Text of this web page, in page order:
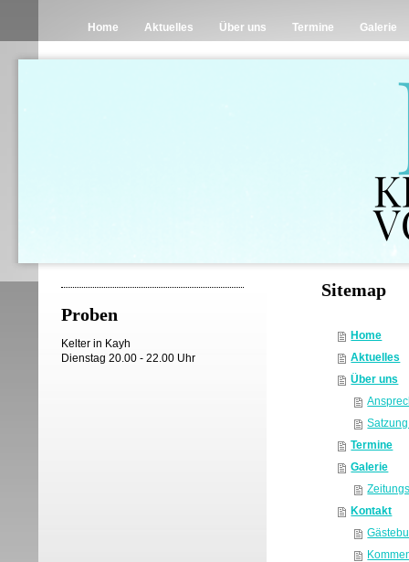
Home Aktuelles Über uns Termine Galerie
Proben
Kelter in Kayh
Dienstag 20.00 - 22.00 Uhr
Sitemap
Home
Aktuelles
Über uns
Termine
Galerie
Kontakt